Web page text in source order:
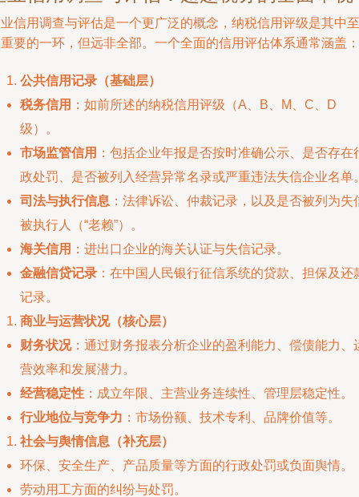
信用调查与评估是一个更广泛的概念，纳税信用评级是其中至
要的一环，但远非全部。一个全面的信用评估体系通常涵盖：
公共信用记录（基础层）
税务信用 ：如前所述的纳税信用评级（A、B、M、C、D
级）。
市场监管信用 ：包括企业年报是否按时准确公示、是否存在
政处罚、是否被列入经营异常名录或严重违法失信企业名单
司法与执行信息 ：法律诉讼、仲裁记录，以及是否被列为失
被执行人（“老赖”）。
海关信用 ：进出口企业的海关认证与失信记录。
金融信贷记录 ：在中国人民银行征信系统的贷款、担保及还
记录。
商业与运营状况（核心层）
财务状况：通过财务报表分析企业的盈利能力、偿债能力、
营效率和发展潜力。
经营稳定性 ：成立年限、主营业务连续性、管理层稳定性。
行业地位与竞争力 ：市场份额、技术专利、品牌价值等。
社会与舆情信息（补充层）
环保、安全生产、产品质量等方面的行政处罚或负面舆情。
劳动用工方面的纠纷与处罚。